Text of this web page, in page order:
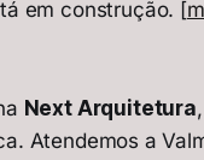
em construção. [
Next Arquitetura
Atendemos a